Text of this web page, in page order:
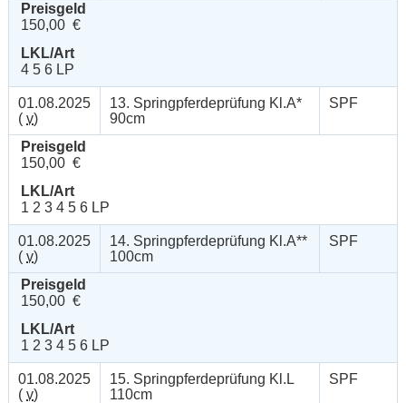
Preisgeld
150,00 €
LKL/Art
4 5 6 LP
01.08.2025
( v)
13. Springpferdeprüfung Kl.A*
90cm
SPF
Preisgeld
150,00 €
LKL/Art
1 2 3 4 5 6 LP
01.08.2025
( v)
14. Springpferdeprüfung Kl.A**
100cm
SPF
Preisgeld
150,00 €
LKL/Art
1 2 3 4 5 6 LP
01.08.2025
( v)
15. Springpferdeprüfung Kl.L
110cm
SPF